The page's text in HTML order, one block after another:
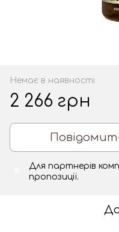
Немає в наявності
2 266 грн
Для партнерів
пропозиції.